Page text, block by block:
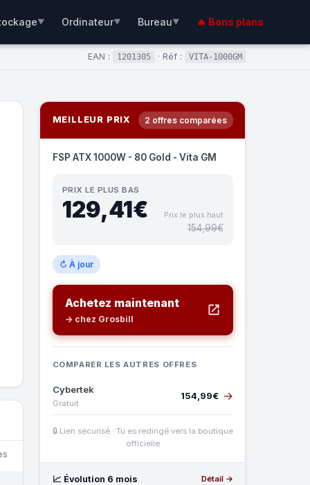
▼ Ordinateur▼ Bureau▼ 🔥 Bons plans
EAN : 1201305 · Réf : VITA-1000GM
MEILLEUR PRIX 2 offres comparées
FSP ATX 1000W - 80 Gold - Vita GM
PRIX LE PLUS BAS
129,41€ Prix le plus haut
154,99€
↻ À jour
Achetez maintenant
→ chez Grosbill
COMPARER LES AUTRES OFFRES
Cybertek
Gratuit
154,99€ →
🔒 Lien sécurisé · Tu es redirigé vers la boutique
officielle
📈 Évolution 6 mois Détail →